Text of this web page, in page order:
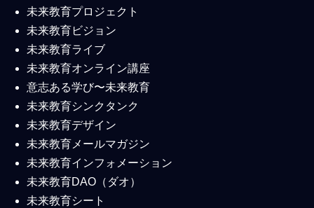
未来教育プロジェクト
未来教育ビジョン
未来教育ライブ
未来教育オンライン講座
意志ある学び〜未来教育
未来教育シンクタンク
未来教育デザイン
未来教育メールマガジン
未来教育インフォメーション
未来教育DAO（ダオ）
未来教育シート